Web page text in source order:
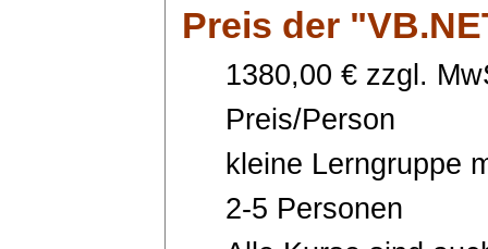
Preis der
1380,00 € zzgl.
Preis/Person
kleine Lerngruppe
2-5 Personen